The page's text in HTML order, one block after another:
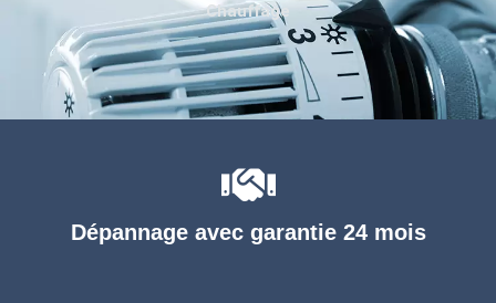
Dépannage avec garantie 24 mois
Chauffage